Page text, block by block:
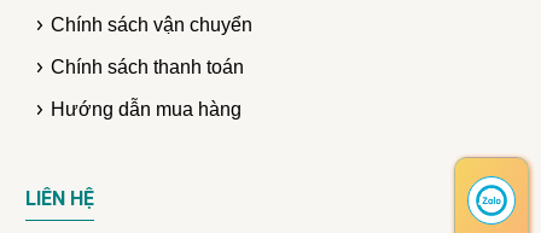
Chính sách vận chuyển
Chính sách thanh toán
Hướng dẫn mua hàng
LIÊN HỆ